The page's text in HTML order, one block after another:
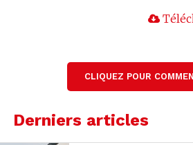
CLIQUEZ POUR
Derniers articles